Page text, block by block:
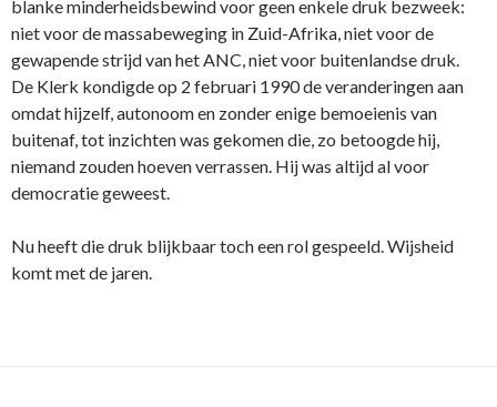
blanke minderheidsbewind voor geen enkele druk bezweek:
niet voor de massabeweging in Zuid-Afrika, niet voor de
gewapende strijd van het ANC, niet voor buitenlandse druk.
De Klerk kondigde op 2 februari 1990 de veranderingen aan
omdat hijzelf, autonoom en zonder enige bemoeienis van
buitenaf, tot inzichten was gekomen die, zo betoogde hij,
niemand zouden hoeven verrassen. Hij was altijd al voor
democratie geweest.
Nu heeft die druk blijkbaar toch een rol gespeeld. Wijsheid
komt met de jaren.